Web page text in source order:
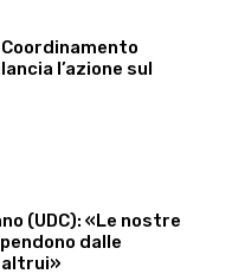
Coordinamento
l’azione sul
(UDC): «Le nostre
dalle